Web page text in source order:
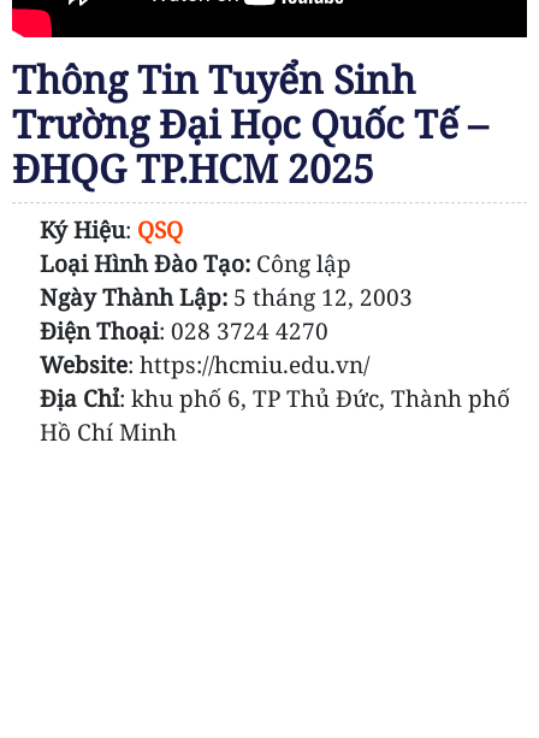
Thông Tin Tuyển Sinh
Trường Đại Học Quốc Tế –
ĐHQG TP.HCM 2025
Ký Hiệu: QSQ
Loại Hình Đào Tạo: Công lập
Ngày Thành Lập: 5 tháng 12, 2003
Điện Thoại: 028 3724 4270
Website: https://hcmiu.edu.vn/
Địa Chỉ: khu phố 6, TP Thủ Đức, Thành phố
Hồ Chí Minh